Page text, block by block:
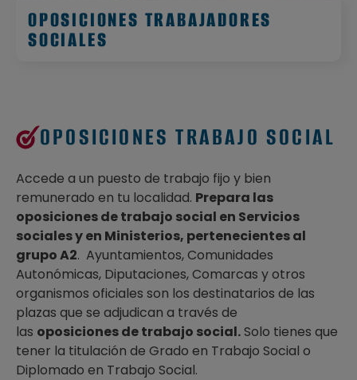
OPOSICIONES TRABAJADORES
SOCIALES
OPOSICIONES TRABAJO SOCIAL
Accede a un puesto de trabajo fijo y bien
remunerado en tu localidad. Prepara las
oposiciones de trabajo social en Servicios
sociales y en Ministerios, pertenecientes al
grupo A2. Ayuntamientos, Comunidades
Autonómicas, Diputaciones, Comarcas y otros
organismos oficiales son los destinatarios de las
plazas que se adjudican a través de
las oposiciones de trabajo social.Solo tienes que
tener la titulación de Grado en Trabajo Social o
Diplomado en Trabajo Social.